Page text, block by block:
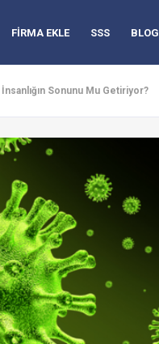
FİRMA EKLE SSS BLOG
Sonunu Mu Getiriyor?